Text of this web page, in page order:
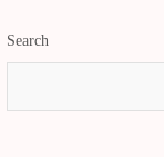
Search